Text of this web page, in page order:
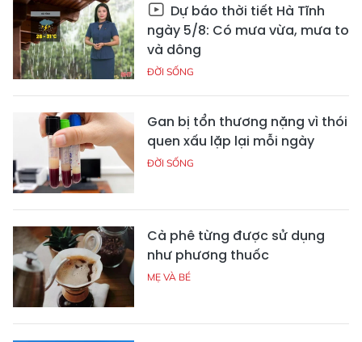
Dự báo thời tiết Hà Tĩnh
ngày 5/8: Có mưa vừa, mưa to
và dông
ĐỜI SỐNG
Gan bị tổn thương nặng vì thói
quen xấu lặp lại mỗi ngày
ĐỜI SỐNG
Cà phê từng được sử dụng
như phương thuốc
MẸ VÀ BÉ